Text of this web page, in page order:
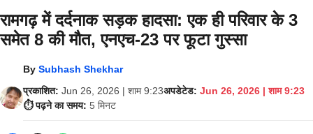
रामगढ़ में दर्दनाक सड़क हादसा: एक ही परिवार के 3
समेत 8 की मौत, एनएच-23 पर फूटा गुस्सा
By Subhash Shekhar
प्रकाशित: Jun 26, 2026 | शाम 9:23अपडेटेड: Jun 26, 2026 | शाम 9:23
⏱️ पढ़ने का समय: 5 मिनट